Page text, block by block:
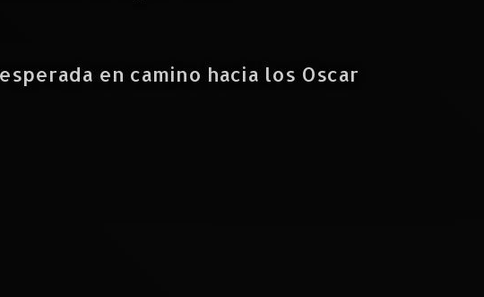
en camino hacia los Oscar